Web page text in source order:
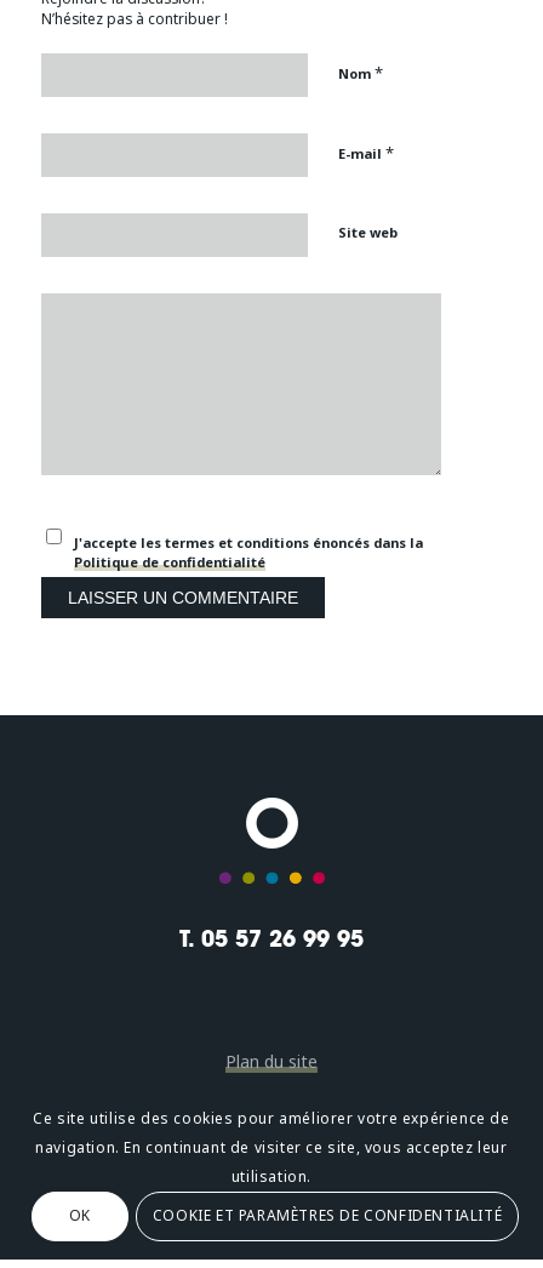
N’hésitez pas à contribuer !
Nom *
E-mail *
Site web
J'accepte les termes et conditions énoncés dans la
Politique de confidentialité
T. 05 57 26 99 95
Plan du site
Mentions légales
Confidentialité
Oméni2, avenue Léonard de Vinci 33600 PESSAC
Ce site utilise des cookies pour améliorer votre expérience de
navigation. En continuant de visiter ce site, vous acceptez leur
utilisation.
OK
COOKIE ET PARAMÈTRES DE CONFIDENTIALITÉ